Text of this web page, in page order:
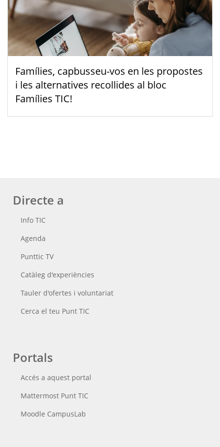
Famílies, capbusseu-vos en les propostes
i les alternatives recollides al bloc
Famílies TIC!
Directe a
Info TIC
Agenda
Punttic TV
Catàleg d'experiències
Tauler d'ofertes i voluntariat
Cerca el teu Punt TIC
Portals
Accés a aquest portal
Mattermost Punt TIC
Moodle CampusLab